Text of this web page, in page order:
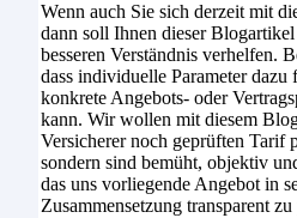
Wenn auch Sie sich derzeit mit
dann soll Ihnen dieser
besseren Verständnis verhelfen.
dass individuelle Parameter dazu
konkrete Angebots- oder
kann. Wir wollen mit diesem
Versicherer noch geprüften Tarif
sondern sind bemüht, objektiv
das uns vorliegende Angebot in
Zusammensetzung transparent